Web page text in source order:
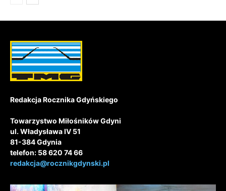
Redakcja Rocznika Gdyńskiego
Towarzystwo Miłośników Gdyni
ul. Władysława IV 51
81-384 Gdynia
telefon: 58 620 74 66
redakcja@rocznikgdynski.pl